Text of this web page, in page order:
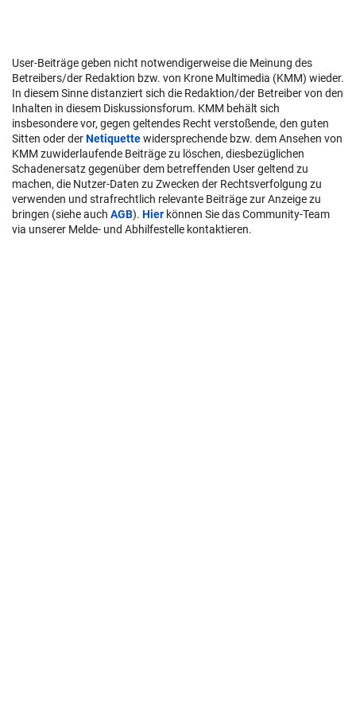
User-Beiträge geben nicht notwendigerweise die Meinung des
Betreibers/der Redaktion bzw. von Krone Multimedia (KMM) wieder.
In diesem Sinne distanziert sich die Redaktion/der Betreiber von den
Inhalten in diesem Diskussionsforum. KMM behält sich
insbesondere vor, gegen geltendes Recht verstoßende, den guten
Sitten oder derNetiquettewidersprechende bzw. dem Ansehen von
KMM zuwiderlaufende Beiträge zu löschen, diesbezüglichen
Schadenersatz gegenüber dem betreffenden User geltend zu
machen, die Nutzer-Daten zu Zwecken der Rechtsverfolgung zu
verwenden und strafrechtlich relevante Beiträge zur Anzeige zu
bringen (siehe auch AGB). Hier können Sie das Community-Team
via unserer Melde- und Abhilfestelle kontaktieren.